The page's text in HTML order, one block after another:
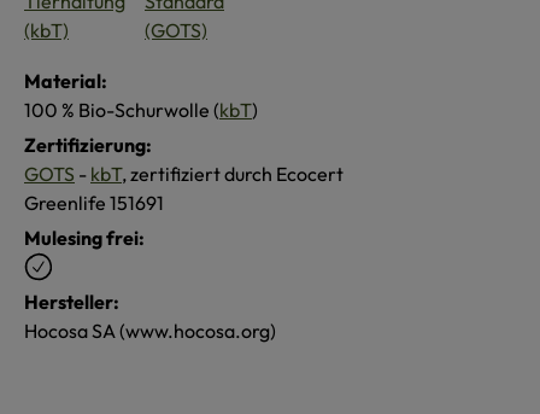
Material:
100 % Bio-Schurwolle (kbT)
Zertifizierung:
GOTS - kbT, zertifiziert durch Ecocert
Greenlife 151691
Mulesing frei:
Hersteller:
Hocosa SA (www.hocosa.org)